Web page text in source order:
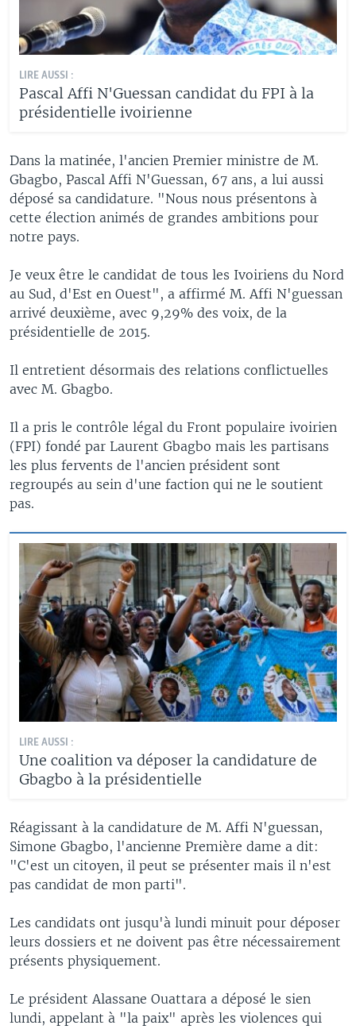
LIRE AUSSI :
Pascal Affi N'Guessan candidat du FPI à la
présidentielle ivoirienne
Dans la matinée, l'ancien Premier ministre de M.
Gbagbo, Pascal Affi N'Guessan, 67 ans, a lui aussi
déposé sa candidature. "Nous nous présentons à
cette élection animés de grandes ambitions pour
notre pays.
Je veux être le candidat de tous les Ivoiriens du Nord
au Sud, d'Est en Ouest", a affirmé M. Affi N'guessan
arrivé deuxième, avec 9,29% des voix, de la
présidentielle de 2015.
Il entretient désormais des relations conflictuelles
avec M. Gbagbo.
Il a pris le contrôle légal du Front populaire ivoirien
(FPI) fondé par Laurent Gbagbo mais les partisans
les plus fervents de l'ancien président sont
regroupés au sein d'une faction qui ne le soutient
pas.
LIRE AUSSI :
Une coalition va déposer la candidature de
Gbagbo à la présidentielle
Réagissant à la candidature de M. Affi N'guessan,
Simone Gbagbo, l'ancienne Première dame a dit:
"C'est un citoyen, il peut se présenter mais il n'est
pas candidat de mon parti".
Les candidats ont jusqu'à lundi minuit pour déposer
leurs dossiers et ne doivent pas être nécessairement
présents physiquement.
Le président Alassane Ouattara a déposé le sien
lundi, appelant à "la paix" après les violences qui